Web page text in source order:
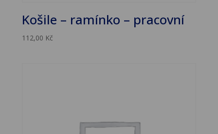
Košile – ramínko – pracovní
112,00 Kč